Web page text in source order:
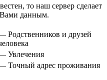
то наш сервер сделает
данным.
Родственников и друзей
Увлечения
Точный адрес проживания